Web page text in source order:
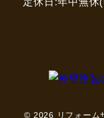
定休日:年中無休
© 2026 リフォーム